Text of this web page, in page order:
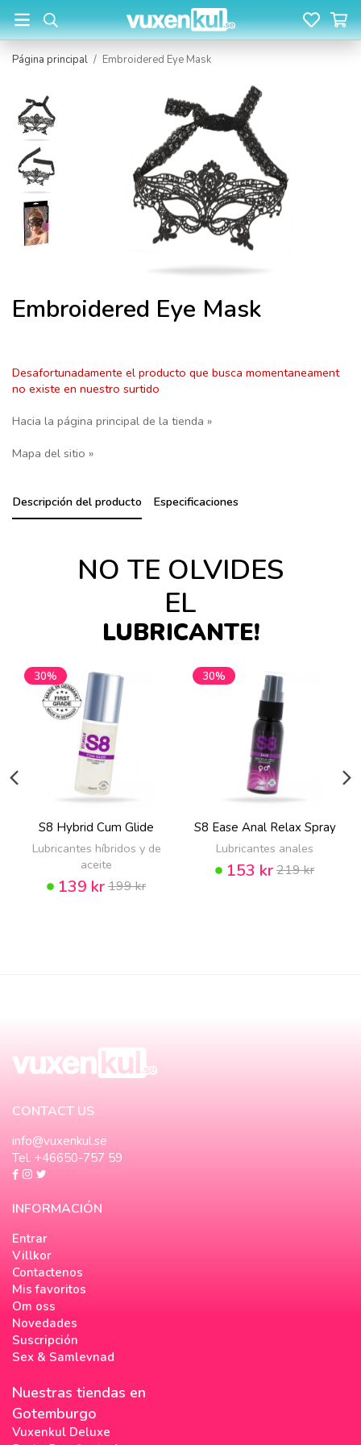
Página principal / Embroidered Eye Mask
Embroidered Eye Mask
Desafortunadamente el producto que busca momentaneament
no existe en nuestro surtido
Hacia la página principal de la tienda »
Mapa del sitio »
Descripción del producto Especificaciones
NO TE OLVIDES
EL
LUBRICANTE!
30%
S8 Hybrid Cum Glide
Lubricantes híbridos y de
aceite
139 kr199 kr
30%
S8 Ease Anal Relax Spray
Lubricantes anales
153 kr219 kr
CONTACT US
info@vuxenkul.se
Tel. +46650-757 59
INFORMACIÓN
Entrar
Villkor
Contactenos
Mis favoritos
Om oss
Novedades
Suscripción
Sex & Samlevnad
Nuestras tiendas en
Gotemburgo
Vuxenkul Deluxe